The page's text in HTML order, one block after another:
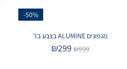
-50%
מגפונים ALUMINE בצבע בז'
₪599
₪299